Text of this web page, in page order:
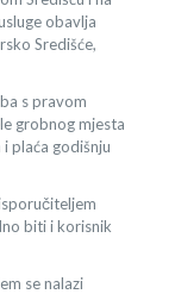
obavlja
Središće,
s pravom
grobnog mjesta
plaća godišnju
biti i korisnik
se nalazi